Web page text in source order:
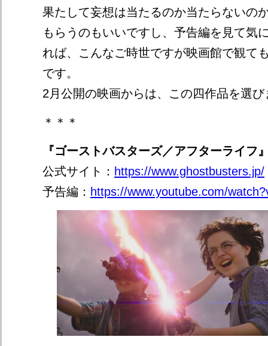
果たして妄想は当たるのか当たらないの
もらうのもいいですし、予告編を見て気
れば、こんなご時世ですが映画館で観て
です。
2月公開の映画からは、この四作品を選び
＊＊＊
『ゴーストバスターズ／アフターライフ
公式サイト： https://www.ghostbusters.jp/
予告編： https://www.youtube.com/